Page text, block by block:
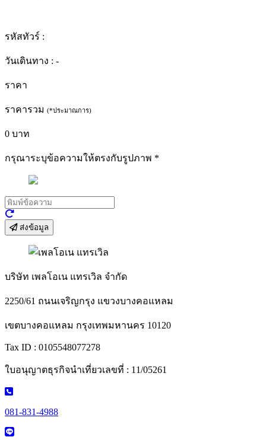
รหัสทัวร์ :
วันเดินทาง : -
ราคา
ราคารวม (*ประมาณการ)
0 บาท
กรุณาระบุข้อความให้ตรงกับรูปภาพ *
ส่งข้อมูล
บริษัท เพลโอเน แทรเวิล จำกัด
2250/61 ถนนเจริญกรุง แขวงบางคอแหลม
เขตบางคอแหลม กรุงเทพมหานคร 10120
Tax ID : 0105548077278
ใบอนุญาตธุรกิจนำเที่ยวเลขที่ : 11/05261
081-831-4988